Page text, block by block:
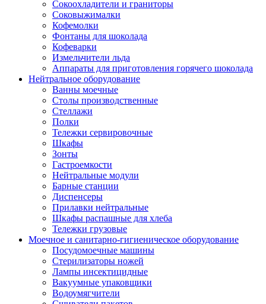
Сокоохладители и граниторы
Соковыжималки
Кофемолки
Фонтаны для шоколада
Кофеварки
Измельчители льда
Аппараты для приготовления горячего шоколада
Нейтральное оборудование
Ванны моечные
Столы производственные
Стеллажи
Полки
Тележки сервировочные
Шкафы
Зонты
Гастроемкости
Нейтральные модули
Барные станции
Диспенсеры
Прилавки нейтральные
Шкафы распашные для хлеба
Тележки грузовые
Моечное и санитарно-гигиеническое оборудование
Посудомоечные машины
Стерилизаторы ножей
Лампы инсектицидные
Вакуумные упаковщики
Водоумягчители